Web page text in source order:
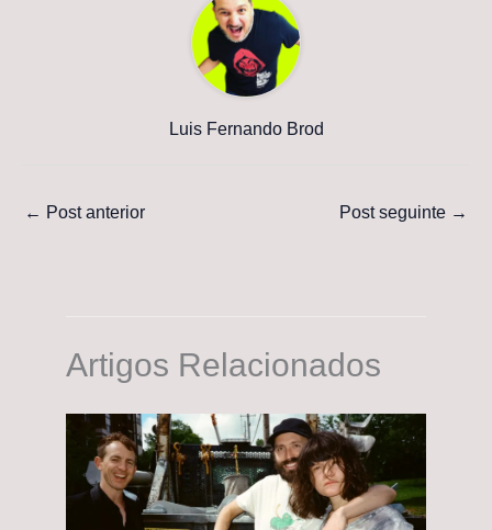
Luis Fernando Brod
← Post anterior Post seguinte →
Artigos Relacionados